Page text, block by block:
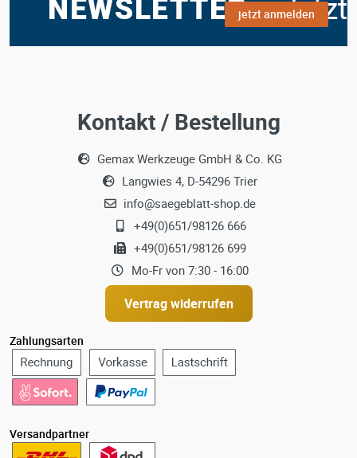
jetzt anmelden
Kontakt / Bestellung
Gemax Werkzeuge GmbH & Co. KG
Langwies 4, D-54296 Trier
info@saegeblatt-shop.de
+49(0)651/98126 666
+49(0)651/98126 699
Mo-Fr von 7:30 - 16:00
Vertrag widerrufen
Zahlungsarten
Versandpartner